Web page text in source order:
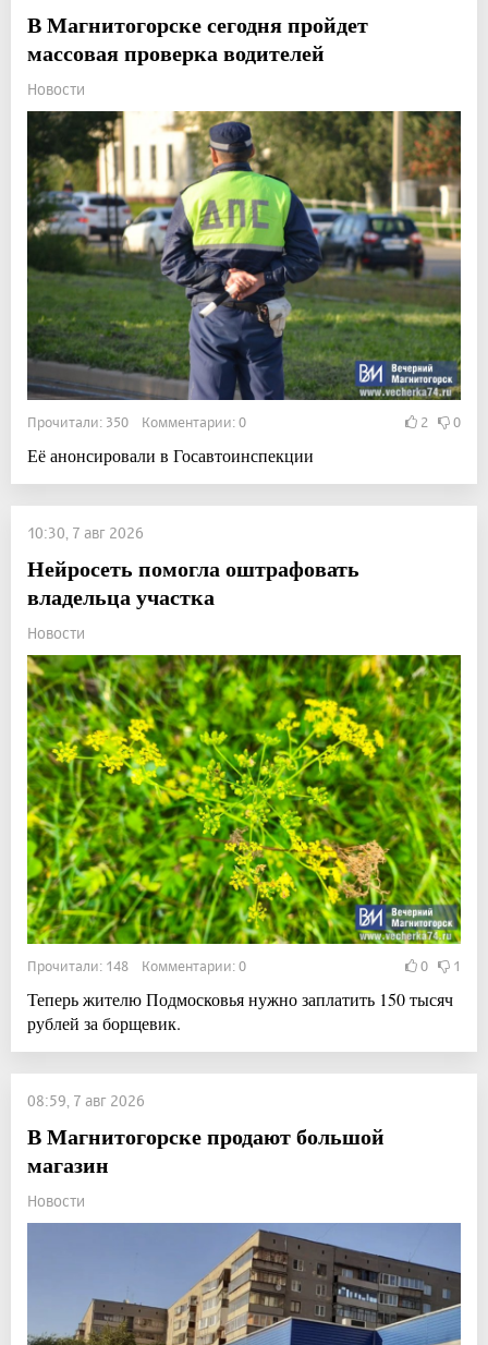
В Магнитогорске сегодня пройдет
массовая проверка водителей
Новости
Прочитали: 350 Комментарии: 0 2 0
Её анонсировали в Госавтоинспекции
10:30, 7 авг 2026
Нейросеть помогла оштрафовать
владельца участка
Новости
Прочитали: 148 Комментарии: 0 0 1
Теперь жителю Подмосковья нужно заплатить 150 тысяч
рублей за борщевик.
08:59, 7 авг 2026
В Магнитогорске продают большой
магазин
Новости